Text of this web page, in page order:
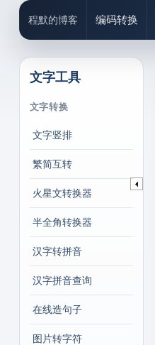
程默的博客 编码转换
文字工具
文字转换
文字竖排
繁简互转
火星文转换器
半全角转换器
汉字转拼音
汉字拼音查询
在线造句子
图片转字符